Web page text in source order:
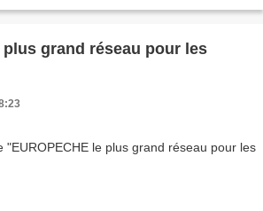
plus grand réseau pour les